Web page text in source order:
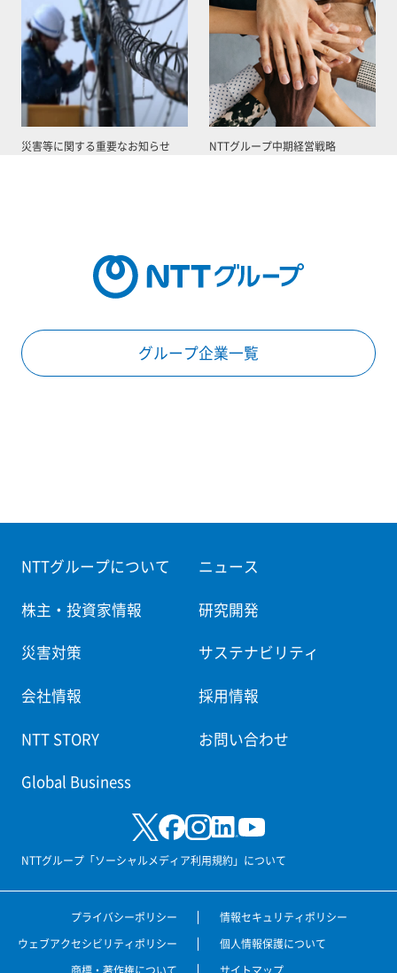
災害等に関する重要なお知らせ NTTグループ中期経営戦略
グループ企業一覧
NTTグループについて ニュース
株主・投資家情報 研究開発
災害対策 サステナビリティ
会社情報 採用情報
NTT STORY お問い合わせ
Global Business
NTTグループ「ソーシャルメディア利用規約」について
プライバシーポリシー
情報セキュリティポリシー
ウェブアクセシビリティポリシー
個人情報保護について
商標・著作権について
サイトマップ